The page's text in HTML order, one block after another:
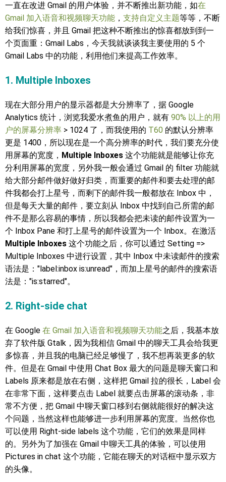
一直在改进 Gmail 的用户体验，并不断推出新功能，如在
Gmail 加入语音和视频聊天功能 ， 支持自定义主题等等，不断
给我们惊喜，并且 Gmail 把这种不断推出的惊喜都放到到一
个页面重：Gmail Labs，今天我就谈谈我主要使用的 5 个
Gmail Labs 中的功能，利用他们来提高工作效率。
1. Multiple Inboxes
现在大部分用户的显示器都是大分辨率了，据 Google
Analytics 统计，浏览我爱水煮鱼的用户，就有 90% 以上的用
户的屏幕分辨率 > 1024 了，而我使用的 T60 的默认分辨率
更是 1400，所以现在是一个高分辨率的时代，我们要充分使
用屏幕的宽度， Multiple Inboxes 这个功能就是能够让你充
分利用屏幕的宽度，另外我一般会通过 Gmail 的 filter 功能就
给大部分邮件做好做好归类，而重要的邮件和要去处理的邮
件我都会打上星号，而剩下的邮件我一般都放在 Inbox 中，
但是每天大量的邮件，要立刻从 Inbox 中找到自己所需的邮
件不是那么容易的事情，所以我都会把未读的邮件设置为一
个 Inbox Pane 和打上星号的邮件设置为一个 Inbox。在激活
Multiple Inboxes 这个功能之后，你可以通过 Setting =>
Multiple Inboxes 中进行设置，其中 Inbox 中未读邮件的搜索
语法是："label:inbox is:unread"，而加上星号的邮件的搜索语
法是："is:starred"。
2. Right-side chat
在 Google 在 Gmail 加入语音和视频聊天功能之后，我基本放
弃了软件版 Gtalk，因为我相信 Gmail 中的聊天工具会给我更
多惊喜，并且我的电脑已经足够慢了，我不想再装更多的软
件。但是在 Gmail 中使用 Chat Box 最大的问题是聊天窗口和
Labels 原来都是放在右侧，这样把 Gmail 拉的很长，Label 会
在非常下面，这样要点击 Label 就要点击屏幕的滚动条，非
常不方便，把 Gmail 中聊天窗口移到右侧就能很好的解决这
个问题，当然这样也能够进一步利用屏幕的宽度。当然你也
可以使用 Right-side labels 这个功能，它们的效果是同样
的。另外为了加强在 Gmail 中聊天工具的体验，可以使用
Pictures in chat 这个功能，它能在聊天的对话框中显示双方
的头像。